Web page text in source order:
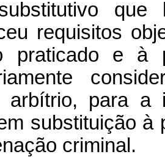
requisitos
praticado e à
arbítrio, para a
substituição à
criminal.